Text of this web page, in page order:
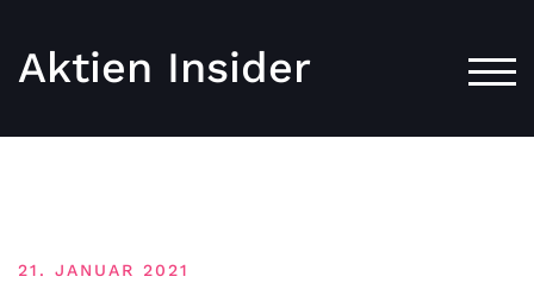
Aktien Insider
21. JANUAR 2021